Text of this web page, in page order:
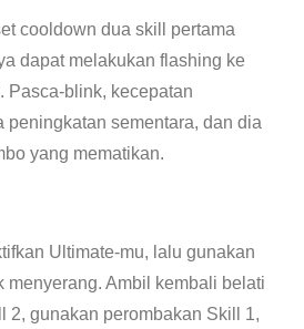
cooldown dua skill pertama
dapat melakukan flashing ke
Pasca-blink, kecepatan
peningkatan sementara, dan dia
yang mematikan.
Ultimate-mu, lalu gunakan
menyerang. Ambil kembali belati
2, gunakan perombakan Skill 1,